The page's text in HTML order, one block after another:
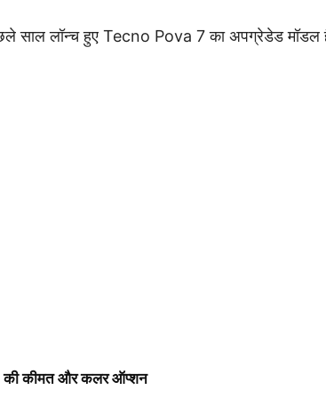
साल लॉन्च हुए Tecno Pova 7 का अपग्रेडेड
कीमत और कलर ऑप्शन